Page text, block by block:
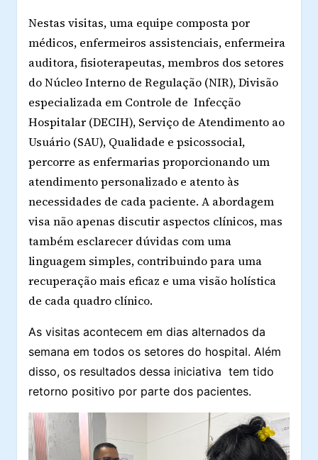
Nestas visitas, uma equipe composta por
médicos, enfermeiros assistenciais, enfermeira
auditora, fisioterapeutas, membros dos setores
do Núcleo Interno de Regulação (NIR), Divisão
especializada em Controle de Infecção
Hospitalar (DECIH), Serviço de Atendimento ao
Usuário (SAU), Qualidade e psicossocial,
percorre as enfermarias proporcionando um
atendimento personalizado e atento às
necessidades de cada paciente. A abordagem
visa não apenas discutir aspectos clínicos, mas
também esclarecer dúvidas com uma
linguagem simples, contribuindo para uma
recuperação mais eficaz e uma visão holística
de cada quadro clínico.
As visitas acontecem em dias alternados da
semana em todos os setores do hospital. Além
disso, os resultados dessa iniciativa tem tido
retorno positivo por parte dos pacientes.